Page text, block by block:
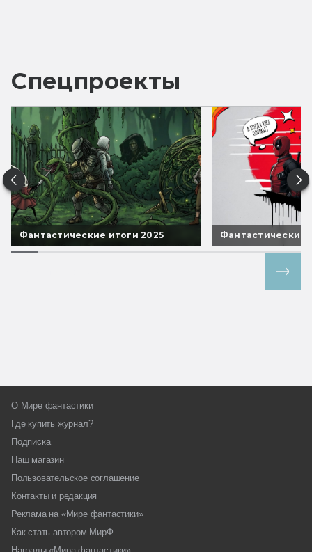
Спецпроекты
Фантастические итоги 2025 Фантастические
О Мире фантастики
Где купить журнал?
Подписка
Наш магазин
Пользовательское соглашение
Контакты и редакция
Реклама на «Мире фантастики»
Как стать автором МирФ